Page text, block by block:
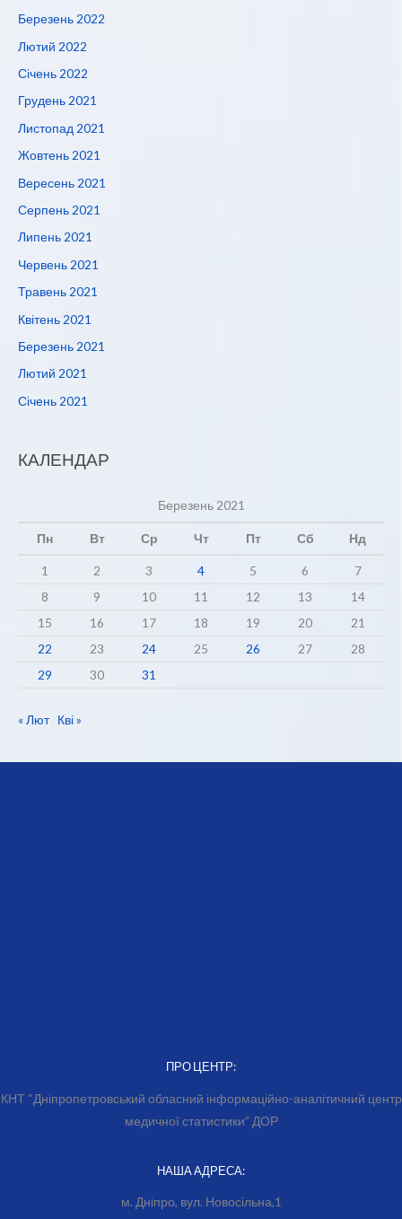
Березень 2022
Лютий 2022
Січень 2022
Грудень 2021
Листопад 2021
Жовтень 2021
Вересень 2021
Серпень 2021
Липень 2021
Червень 2021
Травень 2021
Квітень 2021
Березень 2021
Лютий 2021
Січень 2021
КАЛЕНДАР
Березень 2021
Пн Вт Ср Чт Пт Сб Нд
1 2 3 4 5 6
7
8
9 10 11 12 13
14
15
16 17 18 19 20
21
22
23 24 25 26 27
28
29
30 31
« Лют Кві »
ПРО ЦЕНТР:
КНТ “Дніпропетровський обласний інформаційно-аналітичний центр
медичної статистики” ДОР
НАША АДРЕСА:
м. Дніпро, вул. Новосільна,1